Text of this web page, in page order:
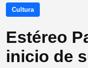
Cultura
Estéreo
inicio de